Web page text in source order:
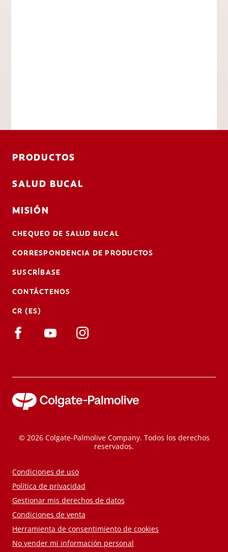
PRODUCTOS
SALUD BUCAL
MISIÓN
CHEQUEO DE SALUD BUCAL
CORRESPONDENCIA DE PRODUCTOS
SUSCRÍBASE
CONTÁCTENOS
CR (ES)
© 2026 Colgate-Palmolive Company. Todos los derechos
reservados.
Condiciones de uso
Política de privacidad
Gestionar mis derechos de datos
Condiciones de venta
Herramienta de consentimiento de cookies
No vender mi información personal